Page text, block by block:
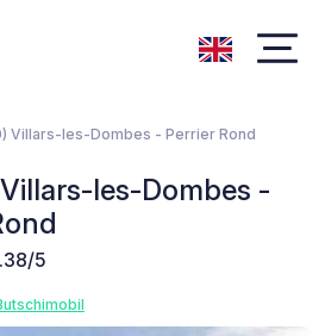
Villars-les-Dombes - Perrier Rond
les-Dombes -
5